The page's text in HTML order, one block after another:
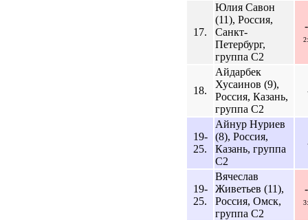
17.
Юлия Савон
(11), Россия,
Санкт-
Петербург,
группа C2
18.
Айдарбек
Хусаинов (9),
Россия, Казань,
группа C2
19-
25.
Айнур Нуриев
(8), Россия,
Казань, группа
C2
19-
25.
Вячеслав
Живетьев (11),
Россия, Омск,
группа C2